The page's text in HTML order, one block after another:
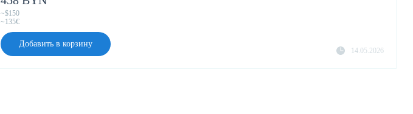
14.05.2026
~$150
~135€
Добавить в корзину